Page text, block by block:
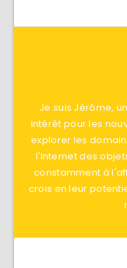
Je suis Jérôme,
intérêt pour les
explorer les
l'Internet des
constamment à
crois en leur